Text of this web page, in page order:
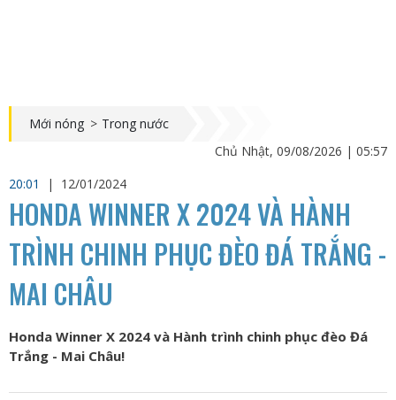
Mới nóng > Trong nước
Chủ Nhật, 09/08/2026 | 05:57
20:01
| 12/01/2024
HONDA WINNER X 2024 VÀ HÀNH
TRÌNH CHINH PHỤC ĐÈO ĐÁ TRẮNG -
MAI CHÂU
Honda Winner X 2024 và Hành trình chinh phục đèo Đá
Trắng - Mai Châu!